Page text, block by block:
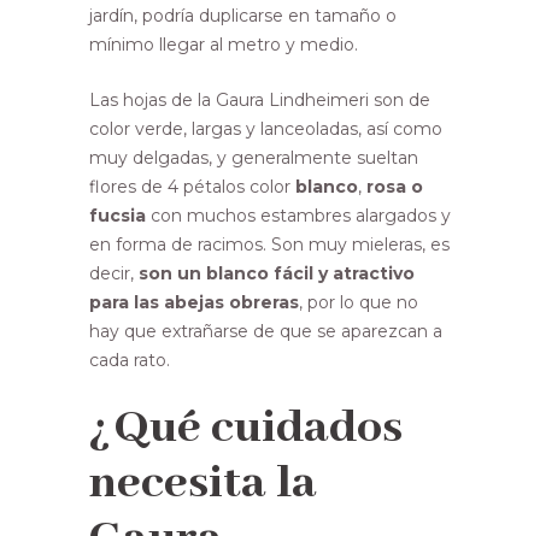
jardín, podría duplicarse en tamaño o
mínimo llegar al metro y medio.
Las hojas de la Gaura Lindheimeri son de
color verde, largas y lanceoladas, así como
muy delgadas, y generalmente sueltan
flores de 4 pétalos color blanco, rosa o
fucsia con muchos estambres alargados y
en forma de racimos. Son muy mieleras, es
decir, son un blanco fácil y atractivo
para las abejas obreras, por lo que no
hay que extrañarse de que se aparezcan a
cada rato.
¿Qué cuidados
necesita la